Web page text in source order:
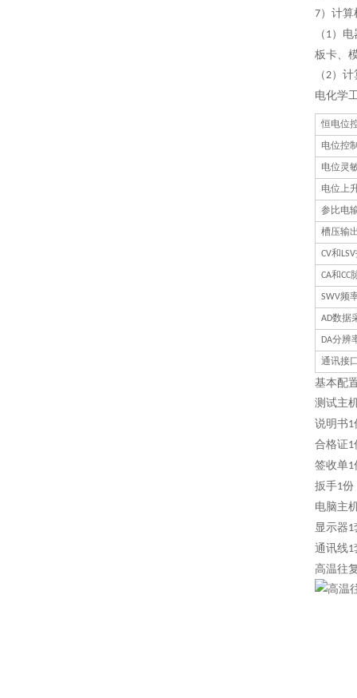
7）计
（ 1）
板卡、
（2）
电化学
恒电位
电位控
电位灵
电位上
参比电
槽压输
CV和 LSV
CA和CC
SWV频
AD数据
DA分辨
通讯接
基本配
测试主
说明书1
合格证1
签收单1
扳手1份
电脑主
显示器1
通讯线1
高温往